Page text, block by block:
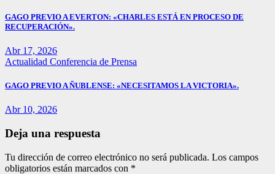
GAGO PREVIO A EVERTON: «CHARLES ESTÁ EN PROCESO DE
RECUPERACIÓN».
Abr 17, 2026
Actualidad Conferencia de Prensa
GAGO PREVIO A ÑUBLENSE: «NECESITAMOS LA VICTORIA».
Abr 10, 2026
Deja una respuesta
Tu dirección de correo electrónico no será publicada. Los campos
obligatorios están marcados con *